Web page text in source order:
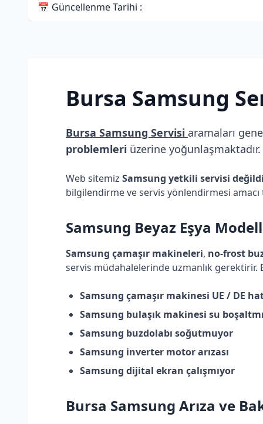
📅 Güncellenme Tarihi :
Bursa Samsung
Bursa Samsung Servisi aramaları
problemleri üzerine yoğunlaşmaktadır.
Web sitemiz Samsung yetkili servisi
bilgilendirme ve servis yönlendirmesi amacı
Samsung Beyaz Eşya
Samsung çamaşır makineleri, no-frost
servis müdahalelerinde uzmanlık gerektirir.
Samsung çamaşır makinesi UE / DE
Samsung bulaşık makinesi su
Samsung buzdolabı soğutmuyor
Samsung inverter motor arızası
Samsung dijital ekran çalışmıyor
Bursa Samsung Arıza ve